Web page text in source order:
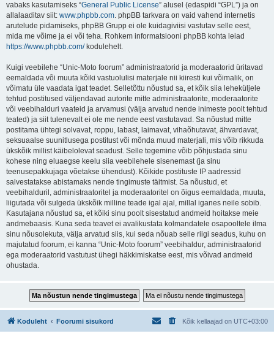
vabaks kasutamiseks “General Public License” alusel (edaspidi “GPL”) ja on
allalaaditav siit: www.phpbb.com. phpBB tarkvara on vaid vahend internetis
arutelude pidamiseks, phpBB Grupp ei ole kuidagiviisi vastutav selle eest,
mida me võime ja ei või teha. Rohkem informatsiooni phpBB kohta leiad
https://www.phpbb.com/kodulehelt.
Kuigi veebilehe “Unic-Moto foorum” administraatorid ja moderaatorid üritavad
eemaldada või muuta kõiki vastuolulisi materjale nii kiiresti kui võimalik, on
võimatu üle vaadata igat teadet. Selletõttu nõustud sa, et kõik siia leheküljele
tehtud postitused väljendavad autorite mitte administraatorite, moderaatorite
või veebihalduri vaateid ja arvamusi (välja arvatud nende inimeste poolt tehtud
teated) ja siit tulenevalt ei ole me nende eest vastutavad. Sa nõustud mitte
postitama ühtegi solvavat, roppu, labast, laimavat, vihaõhutavat, ähvardavat,
seksuaalse suunitlusega postitust või mõnda muud materjali, mis võib rikkuda
ükskõik millist käibelolevat seadust. Selle tegemine võib põhjustada sinu
kohese ning eluaegse keelu siia veebilehele sisenemast (ja sinu
teenusepakkujaga võetakse ühendust). Kõikide postituste IP aadressid
salvestatakse abistamaks nende tingimuste täitmist. Sa nõustud, et
veebihalduril, administraatoritel ja moderaatoritel on õigus eemaldada, muuta,
liigutada või sulgeda ükskõik milline teade igal ajal, millal iganes neile sobib.
Kasutajana nõustud sa, et kõiki sinu poolt sisestatud andmeid hoitakse meie
andmebaasis. Kuna seda teavet ei avalikustata kolmandatele osapooltele ilma
sinu nõusolekuta, välja arvatud siis, kui seda nõuab selle riigi seadus, kuhu on
majutatud foorum, ei kanna “Unic-Moto foorum” veebihaldur, administraatorid
ega moderaatorid vastutust ühegi häkkimiskatse eest, mis võivad andmeid
ohustada.
Koduleht Foorumi sisukord Kõik kellaajad on UTC+03:00